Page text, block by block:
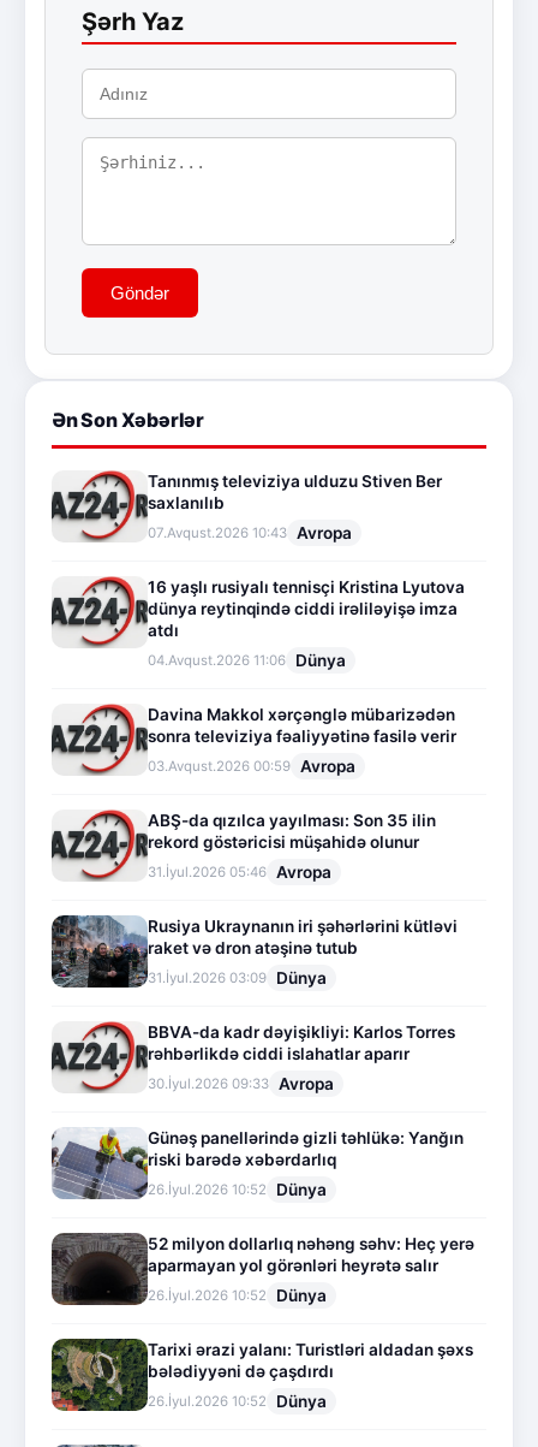
Şərh Yaz
Göndər
Ən Son Xəbərlər
Tanınmış televiziya ulduzu Stiven Ber
saxlanılıb
07.Avqust.2026 10:43 Avropa
16 yaşlı rusiyalı tennisçi Kristina Lyutova
dünya reytinqində ciddi irəliləyişə imza
atdı
04.Avqust.2026 11:06 Dünya
Davina Makkol xərçənglə mübarizədən
sonra televiziya fəaliyyətinə fasilə verir
03.Avqust.2026 00:59 Avropa
ABŞ-da qızılca yayılması: Son 35 ilin
rekord göstəricisi müşahidə olunur
31.İyul.2026 05:46 Avropa
Rusiya Ukraynanın iri şəhərlərini kütləvi
raket və dron atəşinə tutub
31.İyul.2026 03:09 Dünya
BBVA-da kadr dəyişikliyi: Karlos Torres
rəhbərlikdə ciddi islahatlar aparır
30.İyul.2026 09:33 Avropa
Günəş panellərində gizli təhlükə: Yanğın
riski barədə xəbərdarlıq
26.İyul.2026 10:52 Dünya
52 milyon dollarlıq nəhəng səhv: Heç yerə
aparmayan yol görənləri heyrətə salır
26.İyul.2026 10:52 Dünya
Tarixi ərazi yalanı: Turistləri aldadan şəxs
bələdiyyəni də çaşdırdı
26.İyul.2026 10:52 Dünya